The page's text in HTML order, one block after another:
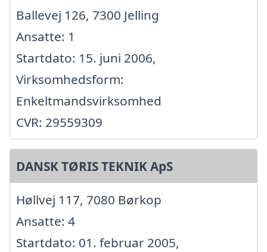
Ballevej 126, 7300 Jelling
Ansatte: 1
Startdato: 15. juni 2006,
Virksomhedsform:
Enkeltmandsvirksomhed
CVR: 29559309
DANSK TØRIS TEKNIK ApS
Høllvej 117, 7080 Børkop
Ansatte: 4
Startdato: 01. februar 2005,